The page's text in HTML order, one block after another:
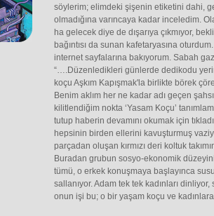
söylerim; elimdeki şişenin etiketini dahi,
olmadığına varıncaya kadar inceledim.
ha gelecek diye de dışarıya çıkmıyor,
bağıntısı da sunan kafetaryasına
internet sayfalarına bakıyorum. Sabah
“….Düzenledikleri günlerde dedikodu
koçu Aşkım Kapışmak'la birlikte börek
Benim aklım her ne kadar adı geçen
kilitlendiğim nokta ‘Yasam Koçu’
tutup haberin devamını okumak için
hepsinin birden ellerini kavuşturmuş
parçadan oluşan kırmızı deri koltuk
Buradan grubun sosyo-ekonomik
tümü, o erkek konuşmaya başlayınca
sallanıyor. Adam tek tek kadınları
onun işi bu; o bir yaşam koçu ve